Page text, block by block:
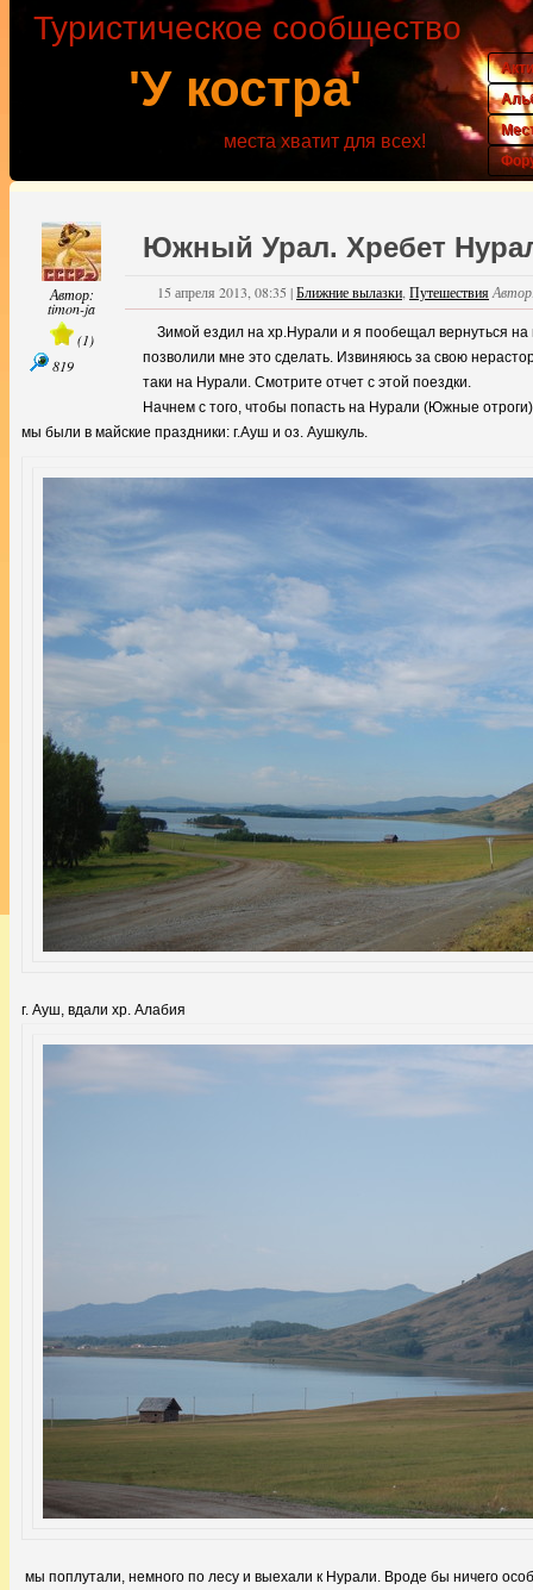
'У костра'
Туристическое сообщество
места хватит для всех!
Автор:
timon-ja
(1)
819
Южный Урал. Хребет
15 апреля 2013, 08:35 |Ближние вылазки Путешествия
Зимой ездил на хр.Нурали и я пообещал вернуться на
позволили мне это сделать. Извиняюсь за свою
таки на Нурали. Смотрите отчет с этой поездки.
Начнем с того, чтобы попасть на Нурали (Южные
мы были в майские праздники: г.Ауш и оз. Аушкуль.
г. Ауш, вдали хр. Алабия
мы поплутали, немного по лесу и выехали к Нурали. Вроде бы ничего